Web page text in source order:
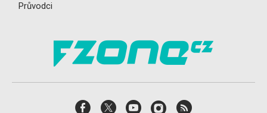
Průvodci